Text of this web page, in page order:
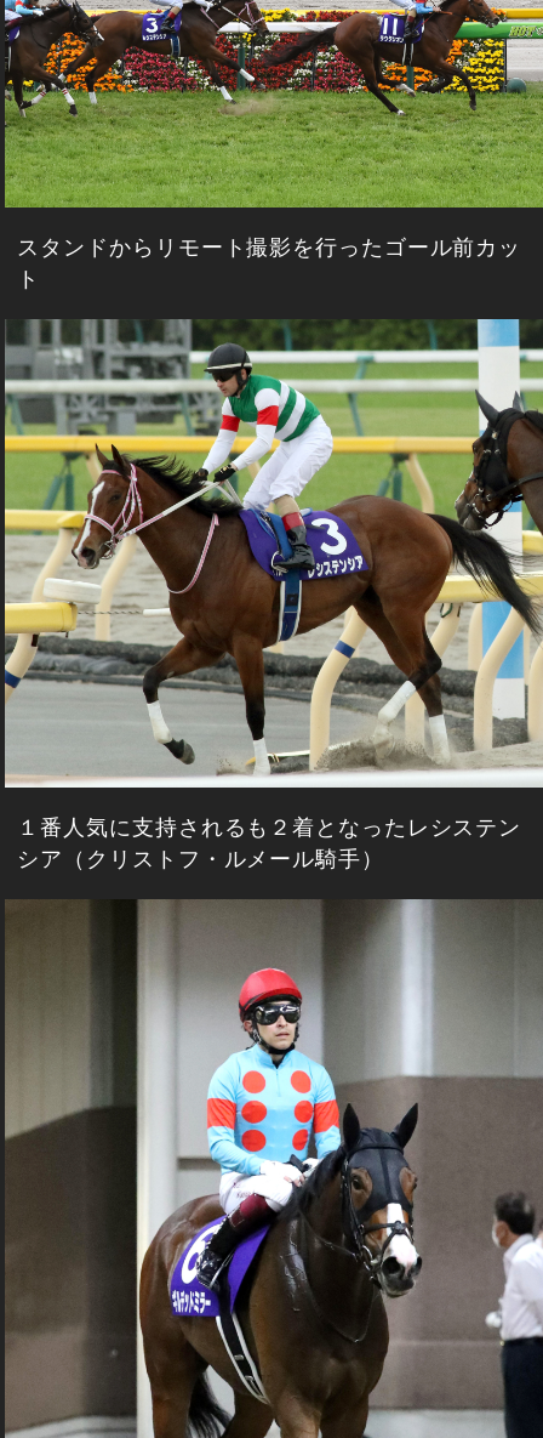
スタンドからリモート撮影を行ったゴール前カッ
ト
１番人気に支持されるも２着となったレシステン
シア（クリストフ・ルメール騎手）